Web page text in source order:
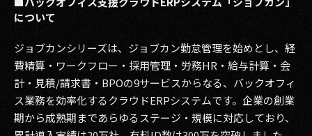
について
ジョブカンシリーズは、ジョブカン勤怠管理を始めとし、経
費精算・ワークフロー・採用管理・労務HR・給与計算・会
計・見積/請求書・BPOの9サービスからなる、バックオフィ
ス業務を効率化するクラウドERPシステムです。企業の創業
期から成熟期まであらゆるステージ・規模に対応しており、